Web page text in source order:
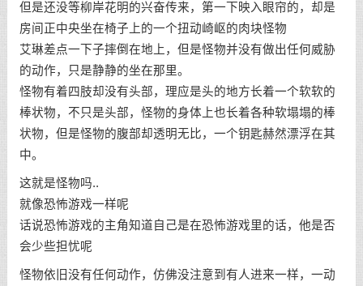
但是还没等柳岸花明的兴奋传来，第一下映入眼帘的，却是
房间正中央坐在椅子上的一个扭动崎岖的肉块怪物
艾琳差点一下子摔倒在地上，但是怪物并没有做出任何威胁
的动作，只是静静的坐在那里。
怪物有着四肢却没有头部，理应是头的地方长着一个软软的
棒状物，不只是头部，怪物的身体上也长着各种软塌塌的棒
状物，但是怪物的腹部却透明无比，一个钥匙赫然漂浮在其
中。
这就是怪物吗..
就像恐怖游戏一样呢
话说恐怖游戏的主角知道自己是在恐怖游戏里的话，他是否
会少些担忧呢
怪物依旧没有任何动作，仿佛没注意到有人进来一样，一动